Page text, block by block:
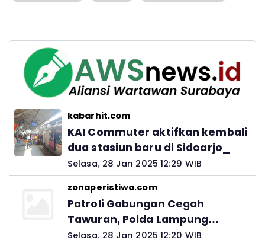
kabarhit.com
KAI Commuter aktifkan kembali
dua stasiun baru di Sidoarjo_
Selasa, 28 Jan 2025 12:29 WIB
zonaperistiwa.com
Patroli Gabungan Cegah
Tawuran, Polda Lampung
Ingatkan Peran Orang Tua
Selasa, 28 Jan 2025 12:20 WIB